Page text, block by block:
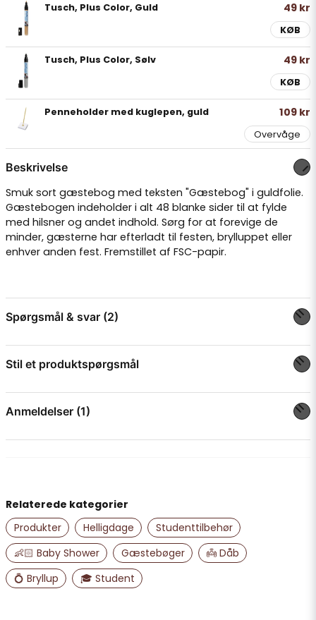
Tusch, Plus Color, Guld 49 kr
KØB
Tusch, Plus Color, Sølv 49 kr
KØB
Penneholder med kuglepen, guld 109 kr
Overvåge
Beskrivelse
Smuk sort gæstebog med teksten "Gæstebog" i guldfolie.
Gæstebogen indeholder i alt 48 blanke sider til at fylde
med hilsner og andet indhold. Sørg for at forevige de
minder, gæsterne har efterladt til festen, brylluppet eller
enhver anden fest. Fremstillet af FSC-papir.
Spørgsmål & svar (2)
Maria spurgtefor 3 måneder siden
Forretningen svarede
Forretningen svarede
Mått: ca 21 x 21 cm
Stil et produktspørgsmål
Spørg os om noget om dette produkt...
email
E-mailadresse
Anmeldelser (1)
produkten.
Relaterede kategorier
Produkter
Helligdage
Studenttilbehør
👶🏻 Baby Shower
Gæstebøger
👼 Dåb
💍 Bryllup
🎓 Student